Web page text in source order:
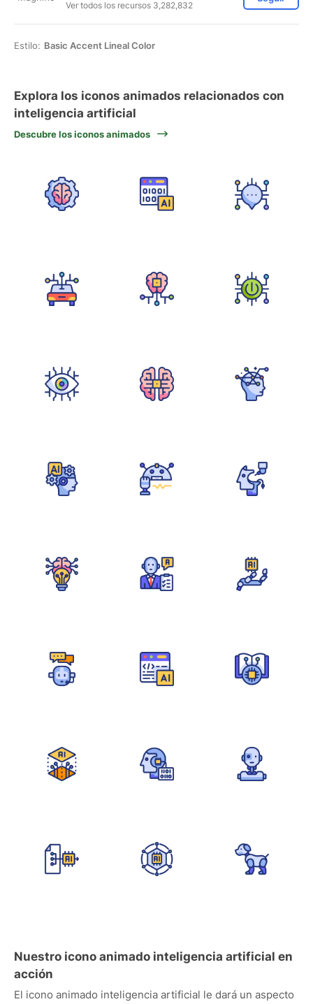
Ver todos los recursos 3,282,832
Estilo: Basic Accent Lineal Color
Explora los iconos animados relacionados con
inteligencia artificial
Descubre los iconos animados
Nuestro icono animado inteligencia artificial en
acción
El icono animado inteligencia artificial le dará un aspecto